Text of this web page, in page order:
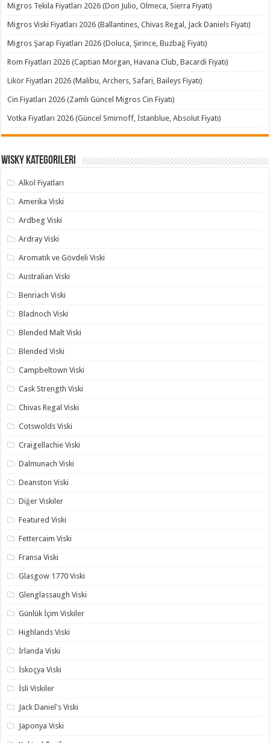
Migros Tekila Fiyatları 2026 (Don Julio, Olmeca, Sierra Fiyatı)
Migros Viski Fiyatları 2026 (Ballantines, Chivas Regal, Jack Daniels Fiyatı)
Migros Şarap Fiyatları 2026 (Doluca, Şirince, Buzbağ Fiyatı)
Rom Fiyatları 2026 (Captian Morgan, Havana Club, Bacardi Fiyatı)
Likör Fiyatları 2026 (Malibu, Archers, Safari, Baileys Fiyatı)
Cin Fiyatları 2026 (Zamlı Güncel Migros Cin Fiyatı)
Votka Fiyatları 2026 (Güncel Smirnoff, İstanblue, Absolut Fiyatı)
Wisky Kategorileri
Alkol Fiyatları
Amerika Viski
Ardbeg Viski
Ardray Viski
Aromatik ve Gövdeli Viski
Australian Viski
Benriach Viski
Bladnoch Viski
Blended Malt Viski
Blended Viski
Campbeltown Viski
Cask Strength Viski
Chivas Regal Viski
Cotswolds Viski
Craigellachie Viski
Dalmunach Viski
Deanston Viski
Diğer Viskiler
Featured Viski
Fettercaim Viski
Fransa Viski
Glasgow 1770 Viski
Glenglassaugh Viski
Günlük İçim Viskiler
Highlands Viski
İrlanda Viski
İskoçya Viski
İsli Viskiler
Jack Daniel's Viski
Japonya Viski